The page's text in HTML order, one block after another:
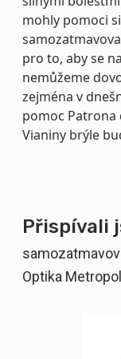
Přispívali
Optika
mohly pomoci
pro to, aby se
nemůžeme
zejména v
pomoc Patrona
Vianiny brýle